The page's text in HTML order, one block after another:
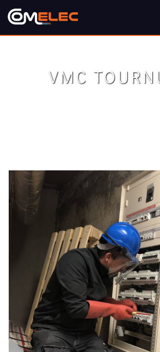
Panneau de gestion des cookies
VMC